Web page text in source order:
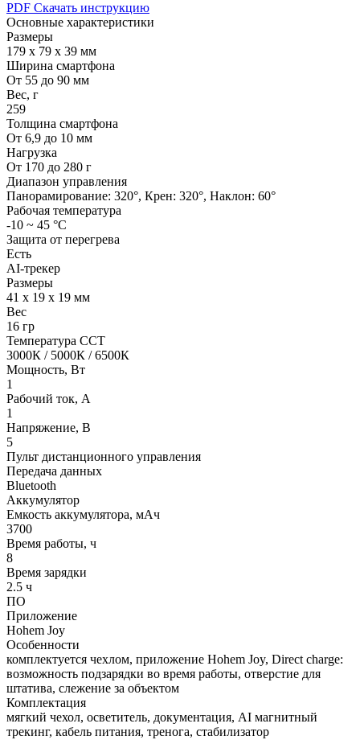
PDF Скачать инструкцию
Основные характеристики
Размеры
179 х 79 х 39 мм
Ширина смартфона
От 55 до 90 мм
Вес, г
259
Толщина смартфона
От 6,9 до 10 мм
Нагрузка
От 170 до 280 г
Диапазон управления
Панорамирование: 320°, Крен: 320°, Наклон: 60°
Рабочая температура
-10 ~ 45 °С
Защита от перегрева
Есть
AI-трекер
Размеры
41 х 19 х 19 мм
Вес
16 гр
Температура ССТ
3000К / 5000К / 6500К
Мощность, Вт
1
Рабочий ток, А
1
Напряжение, В
5
Пульт дистанционного управления
Передача данных
Bluetooth
Аккумулятор
Емкость аккумулятора, мАч
3700
Время работы, ч
8
Время зарядки
2.5 ч
ПО
Приложение
Hohem Joy
Особенности
комплектуется чехлом, приложение Hohem Joy, Direct charge:
возможность подзарядки во время работы, отверстие для
штатива, слежение за объектом
Комплектация
мягкий чехол, осветитель, документация, AI магнитный
трекинг, кабель питания, тренога, стабилизатор